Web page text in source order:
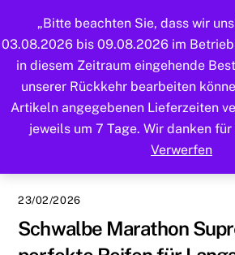
content
„Bitte beachten Sie, dass wir
03.08.2026 bis 09.08.2026 im
in diesem Zeitraum eingehende
unserer Rückkehr bearbeiten
Artikeln angegebenen Lieferzeiten
jeweils um 7 Tage. Wir danken für
Verwerfen
23/02/2026
Schwalbe Marathon